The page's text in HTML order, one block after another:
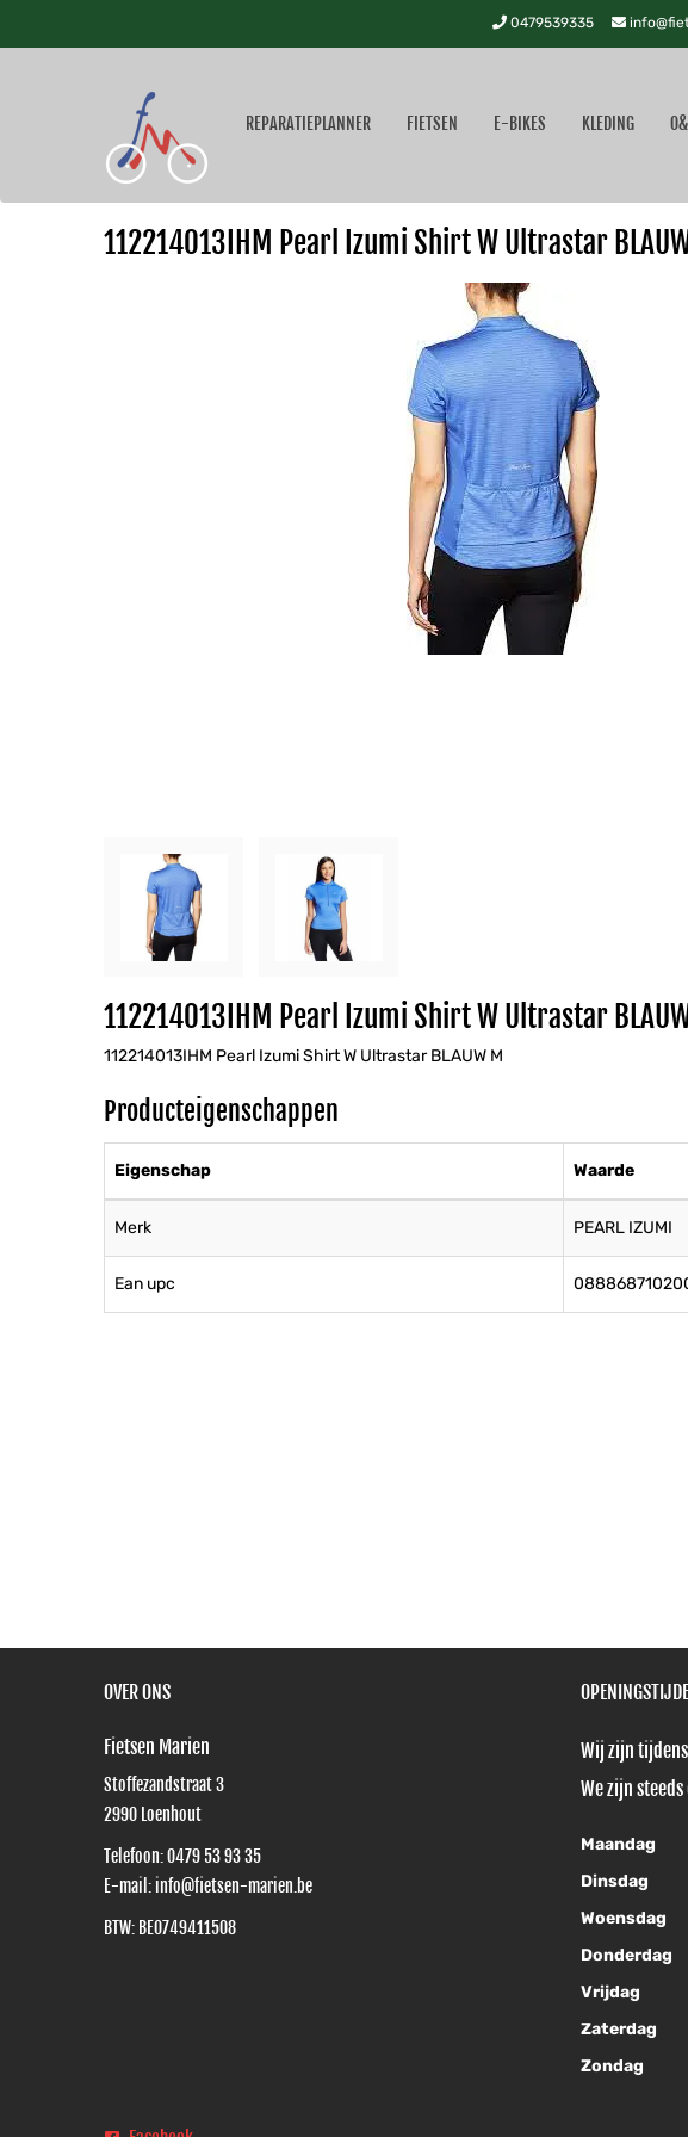
0479539335
REPARATIEPLANNER FIETSEN E-BIKES KLEDING
112214013IHM Pearl Izumi Shirt W Ultrastar
112214013IHM Pearl Izumi Shirt W Ultrastar
112214013IHM Pearl Izumi Shirt W Ultrastar BLAUW M
Producteigenschappen
Eigenschap Waarde
Merk PEARL IZUMI
Ean upc
OVER ONS
Fietsen Marien
Stoffezandstraat 3
2990 Loenhout
Telefoon:0479 53 93 35
E-mail: info@fietsen-marien.be
BTW: BE0749411508
Wij zijn
We zijn
Maandag
Dinsdag
Woensdag
Donderdag
Vrijdag
Zaterdag
Zondag